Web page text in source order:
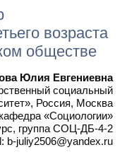
возраста
обществе
Юлия Евгениевна
социальный
Россия, Москва
«Социологии»
группа СОЦ-ДБ-4-2
b-juliy2506@yandex.ru